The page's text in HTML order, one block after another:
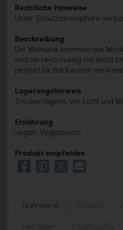
Rechtliche Hinweise
Unter Schutzatmosphäre
Beschreibung
Die Walnüsse kommen aus
sind sie herb-nussig mit leicht
perfekt für Backwaren
Lagerungshinweis
Trocken lagern, vor Licht und
Ernährung
Vegan, Vegetarisch
Produkt empfehlen
Nährwerte Zutaten
Hersteller Inhaltsstoffe